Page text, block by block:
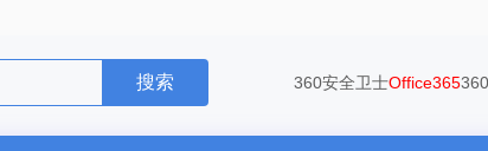
搜索 360安全卫士Office365